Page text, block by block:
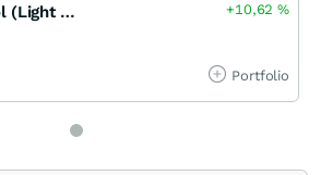
NYMEX WTI Rohöl (Light Sweet Crude Oil) Rolling Future Faktor 5x Long Open End (GS) +10,62%
Portfolio